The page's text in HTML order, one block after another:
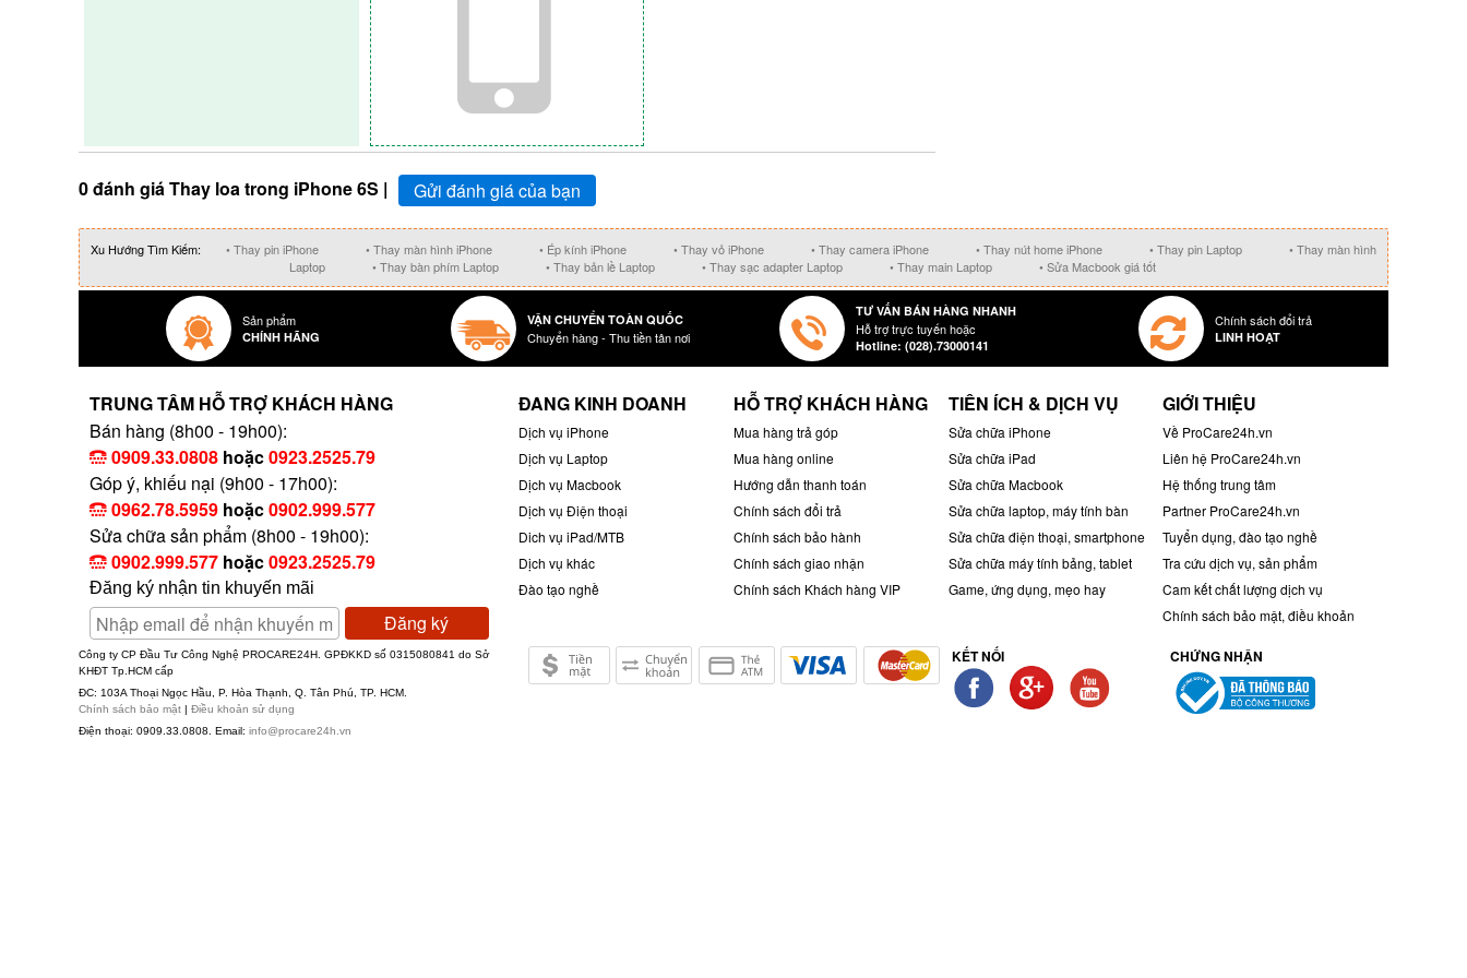
Nhân viên đang thay loa cho iPhone 6S
0 đánh giá Thay loa trong iPhone 6S | Gửi đánh giá của bạn
Xu Hướng Tìm Kiếm: • Thay pin iPhone • Thay màn hình iPhone • Ép kính iPhone • Thay vỏ iPhone • Thay camera iPhone • Thay nút home iPhone • Thay pin Laptop
• Thay màn hình
Laptop
• Thay bàn phím Laptop • Thay bản lề Laptop • Thay sạc adapter Laptop • Thay main Laptop • Sửa Macbook giá tốt
Sản phẩm
CHÍNH HÃNG
VẬN CHUYỂN TOÀN QUỐC
Chuyển hàng - Thu tiền tân nơi
TƯ VẤN BÁN HÀNG NHANH
Hỗ trợ trực tuyến hoặc
Hotline: (028).73000141
Chính sách đổi trả
LINH HOẠT
TRUNG TÂM HỖ TRỢ KHÁCH HÀNG
Bán hàng (8h00 - 19h00):
0909.33.0808 hoặc0923.2525.79
Góp ý, khiếu nại (9h00 - 17h00):
0962.78.5959 hoặc0902.999.577
Sửa chữa sản phẩm (8h00 - 19h00):
0902.999.577 hoặc0923.2525.79
Đăng ký nhận tin khuyến mãi
Đăng ký
ĐANG KINH DOANH
Dịch vụ iPhone
Dịch vụ Laptop
Dịch vụ Macbook
Dịch vụ Điện thoại
Dich vụ iPad/MTB
Dịch vụ khác
Đào tạo nghề
HỖ TRỢ KHÁCH HÀNG
Mua hàng trả góp
Mua hàng online
Hướng dẫn thanh toán
Chính sách đổi trả
Chính sách bảo hành
Chính sách giao nhận
Chính sách Khách hàng VIP
TIÊN ÍCH & DỊCH VỤ
Sửa chữa iPhone
Sửa chữa iPad
Sửa chữa Macbook
Sửa chữa laptop, máy tính bàn
Sửa chữa điện thoại, smartphone
Sửa chữa máy tính bảng, tablet
Game, ứng dụng, mẹo hay
GIỚI THIỆU
Về ProCare24h.vn
Liên hệ ProCare24h.vn
Hệ thống trung tâm
Partner ProCare24h.vn
Tuyển dụng, đào tạo nghề
Tra cứu dịch vụ, sản phẩm
Cam kết chất lượng dịch vụ
Chính sách bảo mật, điều khoản
Công ty CP Đầu Tư Công Nghệ PROCARE24H. GPĐKKD số 0315080841 do Sở
KHĐT Tp.HCM cấp
ĐC: 103A Thoại Ngọc Hầu, P. Hòa Thạnh, Q. Tân Phú, TP. HCM.
Chính sách bảo mật | Điều khoản sử dụng
Điện thoại: 0909.33.0808. Email: info@procare24h.vn
KẾT NỐI CHỨNG NHẬN